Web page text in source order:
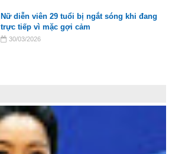
Nữ diễn viên 29 tuổi bị ngắt sóng khi đang
trực tiếp vì mặc gợi cảm
30/03/2026